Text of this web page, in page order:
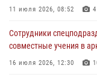
03 августа 2026, 06:54
Директор Росгвардии
поздравил
праздником
11 июля 2026, 08:52 4
Сотрудники
совместные учения в
16 июля 2026, 12:30